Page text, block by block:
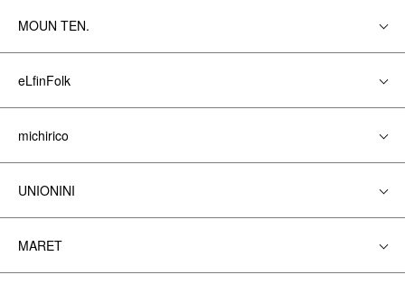
MOUN TEN.
eLfinFolk
michirico
UNIONINI
MARET